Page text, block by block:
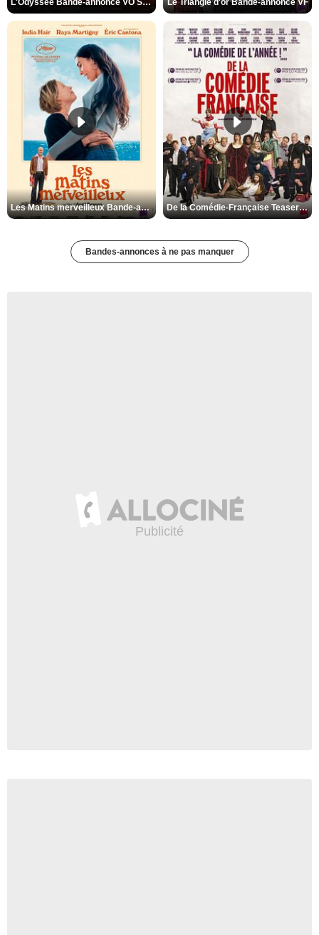
L'Odyssée Bande-annonce VO STFR Le Triangle d'or Bande-annonce VF
Les Matins merveilleux Bande-annonce VF De la Comédie-Française Teaser VF
Bandes-annonces à ne pas manquer